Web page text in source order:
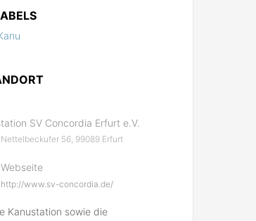
SV Concordia Erfurt e.V.
Nettelbeckufer 56, 99089 Erfurt
Webseite
http://www.sv-concordia.de/
Kanustation sowie die